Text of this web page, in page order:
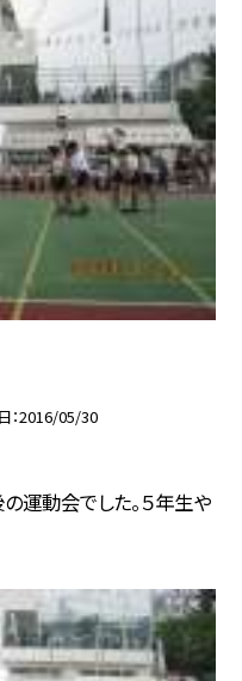
2016/05/30
運動会でした。５年生や